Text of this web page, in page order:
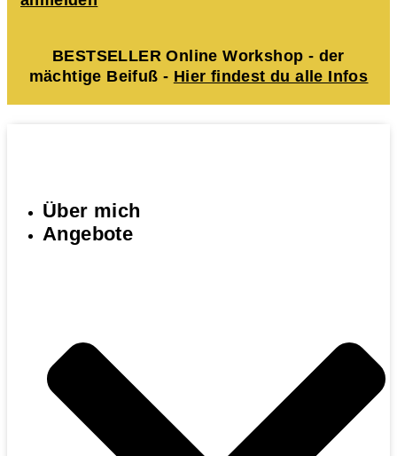
BESTSELLER Online Workshop - der
mächtige Beifuß - Hier findest du alle Infos
Über mich
Angebote